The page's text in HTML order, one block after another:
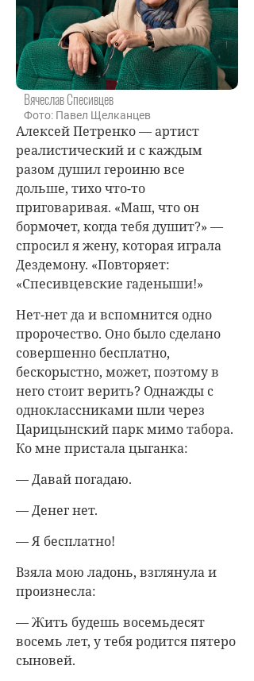
Вячеслав Спесивцев
Фото: Павел Щелканцев
Алексей Петренко— артист
реалистический и с каждым
разом душил героиню все
дольше, тихо что-то
приговаривая. «Маш, что он
бормочет, когда тебя душит?» —
спросил я жену, которая играла
Дездемону. «Повторяет:
«Спесивцевские гаденыши!»
Нет-нет да и вспомнится одно
пророчество. Оно было сделано
совершенно бесплатно,
бескорыстно, может, поэтому в
него стоит верить? Однажды с
одноклассниками шли через
Царицынский парк мимо табора.
Ко мне пристала цыганка:
— Давай погадаю.
— Денег нет.
— Я бесплатно!
Взяла мою ладонь, взглянула и
произнесла:
— Жить будешь восемьдесят
восемь лет, у тебя родится пятеро
сыновей.